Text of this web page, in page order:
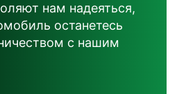
нам надеяться,
останетесь
с нашим